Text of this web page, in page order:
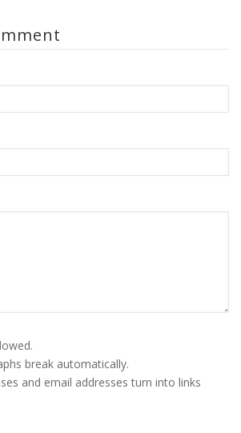
break automatically.
and email addresses turn into links